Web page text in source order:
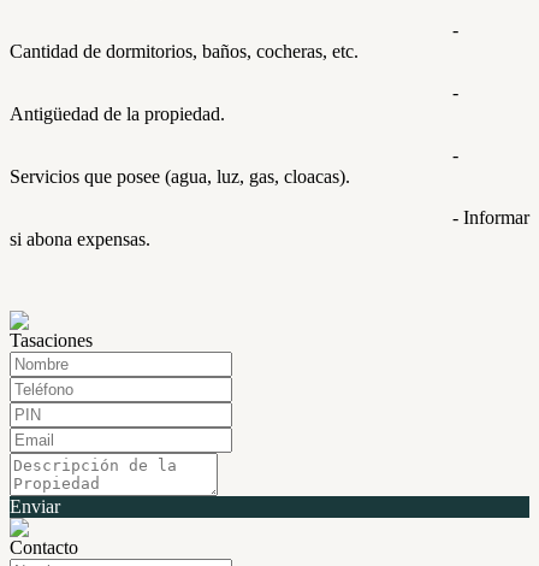
-
Cantidad de dormitorios, baños, cocheras, etc.
-
Antigüedad de la propiedad.
-
Servicios que posee (agua, luz, gas, cloacas).
- Informar
si abona expensas.
Tasaciones
Enviar
Contacto